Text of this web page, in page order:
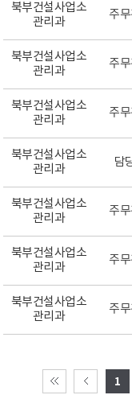
북부건설사업소
관리과
주
북부건설사업소
관리과
주
북부건설사업소
관리과
주
북부건설사업소
관리과
담
북부건설사업소
관리과
주
북부건설사업소
관리과
주
북부건설사업소
관리과
주
1